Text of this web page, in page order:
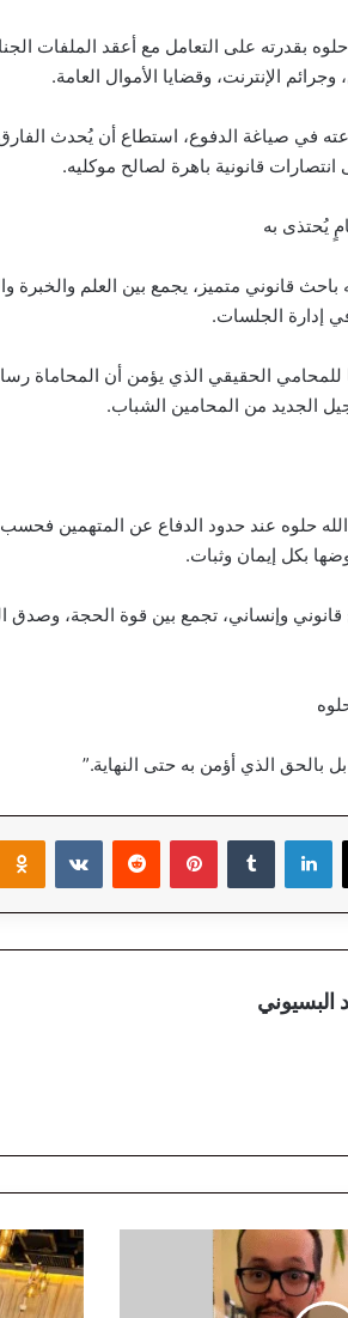
بقدرته على التعامل مع أعقد الملفات
الإنترنت، وقضايا الأموال العامة.
في صياغة الدفوع، استطاع أن يُحدث
انتصارات قانونية باهرة لصالح موكليه.
يُحتذى به
باحث قانوني متميز، يجمع بين العلم والخبرة
إدارة الجلسات.
للمحامي الحقيقي الذي يؤمن أن المحاماة
الجديد من المحامين الشباب.
حلوه عند حدود الدفاع عن المتهمين
بكل إيمان وثبات.
وإنساني، تجمع بين قوة الحجة، وصدق
بل بالحق الذي أؤمن به حتى النهاية.”
لينكدإن بينتيريست
البسيوني
ف
ر
ه